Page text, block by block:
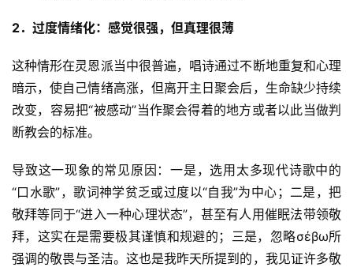
2．过度情绪化：感觉很强，但真理很薄
这种情形在灵恩派当中很普遍，唱诗通过不断地重复和心理
暗示，使自己情绪高涨，但离开主日聚会后，生命缺少持续
改变，容易把“被感动”当作聚会得着的地方或者以此当做判
断教会的标准。
导致这一现象的常见原因：一是，选用太多现代诗歌中的
“口水歌”，歌词神学贫乏或过度以“自我”为中心；二是，把
敬拜等同于“进入一种心理状态”，甚至有人用催眠法带领敬
拜，这实在是需要极其谨慎和规避的；三是，忽略σέβω所
强调的敬畏与圣洁。这也是我昨天所提到的，我见证许多敬